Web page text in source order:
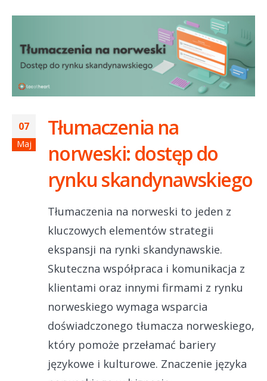
07
Maj
Tłumaczenia na
norweski: dostęp do
rynku skandynawskiego
Tłumaczenia na norweski to jeden z
kluczowych elementów strategii
ekspansji na rynki skandynawskie.
Skuteczna współpraca i komunikacja z
klientami oraz innymi firmami z rynku
norweskiego wymaga wsparcia
doświadczonego tłumacza norweskiego,
który pomoże przełamać bariery
językowe i kulturowe. Znaczenie języka